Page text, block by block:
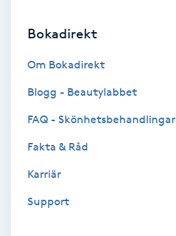
Brynplockning
Bröllopsuppsättning
Celluliter
Color correction
Bokadirekt
Om Bokadirekt
Blogg - Beautylabbet
FAQ - Skönhetsbehandlingar
Fakta & Råd
Karriär
Support